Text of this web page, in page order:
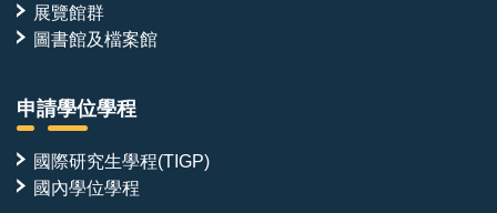
展覽館群
圖書館及檔案館
申請學位學程
國際研究生學程(TIGP)
國內學位學程